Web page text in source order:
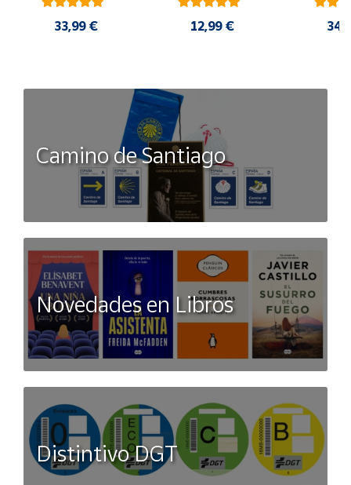
Baleares33,99 € 12,99 €
Camino de Santiago
Novedades en Libros
Distintivo DGT